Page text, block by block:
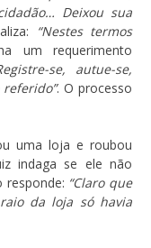
Deixou sua
“Nestes termos
um requerimento
se, autue-se,
. O processo
uma loja e roubou
indaga se ele não
responde: “Claro que
da loja só havia